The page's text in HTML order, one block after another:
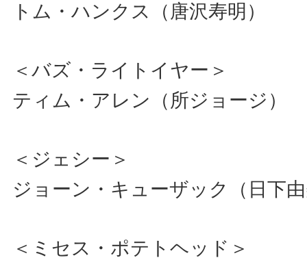
トム・ハンクス（唐沢寿明）
＜バズ・ライトイヤー＞
ティム・アレン（所ジョージ）
＜ジェシー＞
ジョーン・キューザック（日下
＜ミセス・ポテトヘッド＞